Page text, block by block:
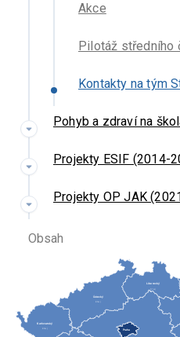
Akce
Pilotáž středního
Kontakty na tým
Pohyb a zdraví na
Projekty ESIF (2014-
Projekty OP JAK
Obsah
Praha
Karlovarský
kraj
Ústecký
kraj
Liberecký
kraj